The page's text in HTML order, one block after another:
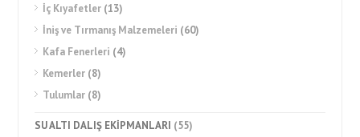
İç Kıyafetler (13)
İniş ve Tırmanış Malzemeleri (60)
Kafa Fenerleri (4)
Kemerler (8)
Tulumlar (8)
SU ALTI DALIŞ EKİPMANLARI (55)